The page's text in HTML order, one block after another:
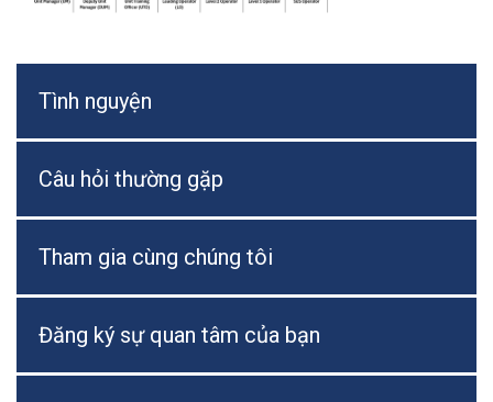
Tình nguyện
Câu hỏi thường gặp
Tham gia cùng chúng tôi
Đăng ký sự quan tâm của bạn